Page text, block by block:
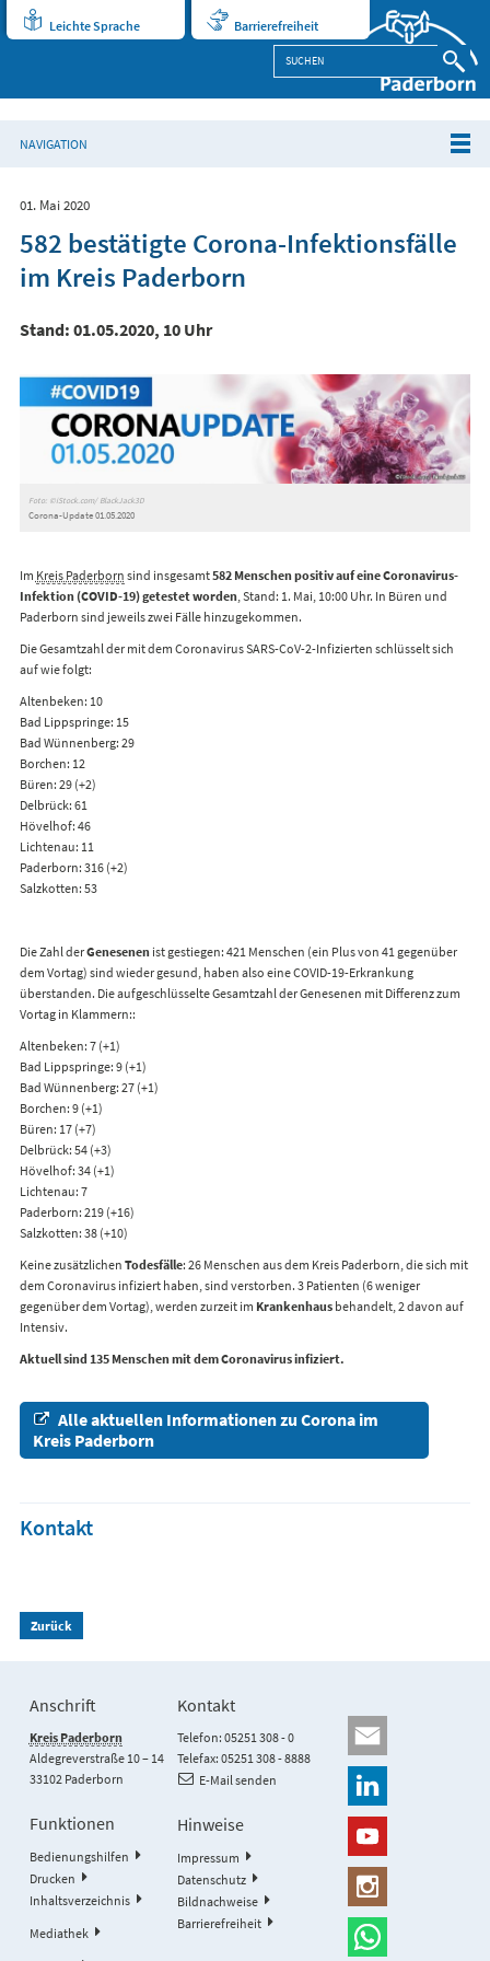
Leichte Sprache Barrierefreiheit
NAVIGATION
01. Mai 2020
582 bestätigte Corona-Infektionsfälle
im Kreis Paderborn
Stand: 01.05.2020, 10 Uhr
Foto: ©iStock.com/ BlackJack3D
Corona-Update 01.05.2020
Im Kreis Paderborn sind insgesamt582 Menschen positiv auf eine Coronavirus-
Infektion (COVID-19) getestet worden, Stand: 1. Mai, 10:00 Uhr. In Büren und
Paderborn sind jeweils zwei Fälle hinzugekommen.
Die Gesamtzahl der mit dem Coronavirus SARS-CoV-2-Infizierten schlüsselt sich
auf wie folgt:
Altenbeken: 10
Bad Lippspringe: 15
Bad Wünnenberg: 29
Borchen: 12
Büren: 29 (+2)
Delbrück: 61
Hövelhof: 46
Lichtenau: 11
Paderborn: 316 (+2)
Salzkotten: 53
Die Zahl derGenesenen ist gestiegen: 421 Menschen (ein Plus von 41 gegenüber
dem Vortag) sind wieder gesund, haben also eine COVID-19-Erkrankung
überstanden. Die aufgeschlüsselte Gesamtzahl der Genesenen mit Differenz zum
Vortag in Klammern::
Altenbeken: 7 (+1)
Bad Lippspringe: 9 (+1)
Bad Wünnenberg: 27 (+1)
Borchen: 9 (+1)
Büren: 17 (+7)
Delbrück: 54 (+3)
Hövelhof: 34 (+1)
Lichtenau: 7
Paderborn: 219 (+16)
Salzkotten: 38 (+10)
Keine zusätzlichen Todesfälle: 26 Menschen aus dem Kreis Paderborn, die sich mit
dem Coronavirus infiziert haben, sind verstorben. 3 Patienten (6 weniger
gegenüber dem Vortag), werden zurzeit im Krankenhaus behandelt, 2 davon auf
Intensiv.
Aktuell sind 135 Menschen mit dem Coronavirus infiziert.
Alle aktuellen Informationen zu Corona im
Kreis Paderborn
Kontakt
Zurück
Anschrift
Kreis Paderborn
Aldegreverstraße 10 – 14
33102 Paderborn
Kontakt
Telefon: 05251 308 - 0
Telefax: 05251 308 - 8888
E-Mail senden
Funktionen
Bedienungshilfen
Drucken
Inhaltsverzeichnis
Mediathek
Hinweise
Impressum
Datenschutz
Bildnachweise
Barrierefreiheit